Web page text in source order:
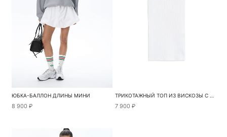
ЮБКА-БАЛЛОН ДЛИНЫ МИНИ
8 900 ₽
ТРИКОТАЖНЫЙ ТОП ИЗ ВИСКОЗЫ С ВЫСОКИМ ВОРОТОМ
7 900 ₽